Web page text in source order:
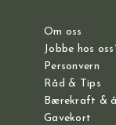
Om oss
Jobbe hos
Personvern
Råd & Tips
Bærekraft &
Gavekort